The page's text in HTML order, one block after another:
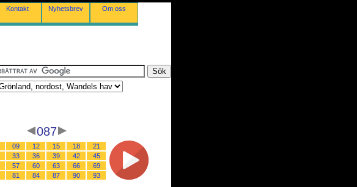
Kontakt Nyhetsbrev Om oss
087
09 12 15 18
21
33 36 39 42
45
57 60 63 66
69
81 84 87 90 93